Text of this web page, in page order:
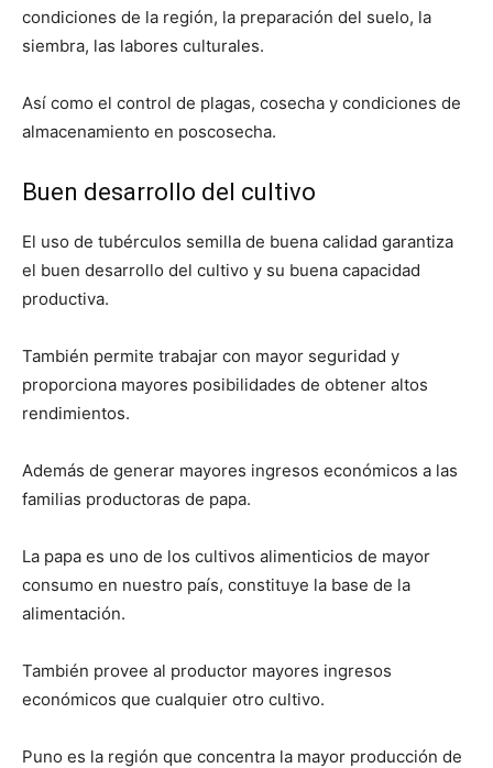
condiciones de la región, la preparación del suelo, la
siembra, las labores culturales.
Así como el control de plagas, cosecha y condiciones de
almacenamiento en poscosecha.
Buen desarrollo del cultivo
El uso de tubérculos semilla de buena calidad garantiza
el buen desarrollo del cultivo y su buena capacidad
productiva.
También permite trabajar con mayor seguridad y
proporciona mayores posibilidades de obtener altos
rendimientos.
Además de generar mayores ingresos económicos a las
familias productoras de papa.
La papa es uno de los cultivos alimenticios de mayor
consumo en nuestro país, constituye la base de la
alimentación.
También provee al productor mayores ingresos
económicos que cualquier otro cultivo.
Puno es la región que concentra la mayor producción de